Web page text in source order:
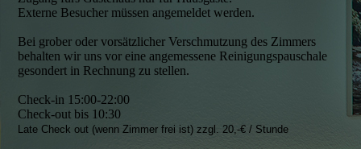
Externe Besucher müssen angemeldet werden.
Bei grober oder vorsätzlicher Verschmutzung des Zimmers
behalten wir uns vor eine angemessene Reinigungspauschale
gesondert in Rechnung zu stellen.
Check-in 15:00-22:00
Check-out bis 10:30
Late Check out (wenn Zimmer frei ist) zzgl. 20,-€ / Stunde